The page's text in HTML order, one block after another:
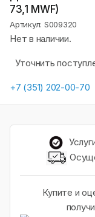
73,1 MWF)
Артикул: S009320
Нет в наличии.
Уточнить
+7 (351) 202-00-70
Купите и